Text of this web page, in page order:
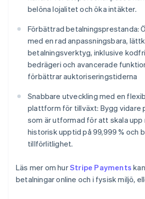
belöna lojalitet och öka intäkter.
Förbättrad betalningsprestanda:
med en rad anpassningsbara,
betalningsverktyg, inklusive
bedrägeri och avancerade
förbättrar auktoriseringstiderna
Snabbare utveckling med en
plattform för tillväxt: Bygg vidare
som är utformad för att skala upp
historisk upptid på 99,999 % och
tillförlitlighet.
Läs mer om hurStripe Payments
betalningar online och i fysisk miljö,
Australien